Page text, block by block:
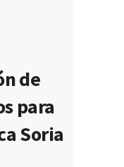
de
para
Soria